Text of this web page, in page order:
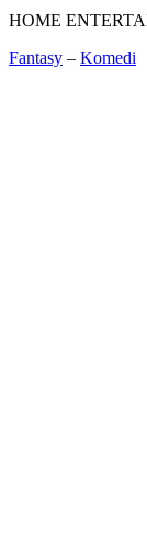
HOME
Fantasy – Komedi